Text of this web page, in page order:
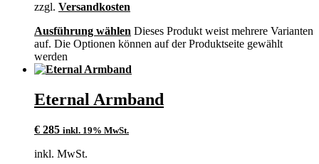
zzgl. Versandkosten
Ausführung wählen Dieses Produkt weist mehrere Varianten
auf. Die Optionen können auf der Produktseite gewählt
werden
Eternal Armband
€ 285 inkl. 19% MwSt.
inkl. MwSt.